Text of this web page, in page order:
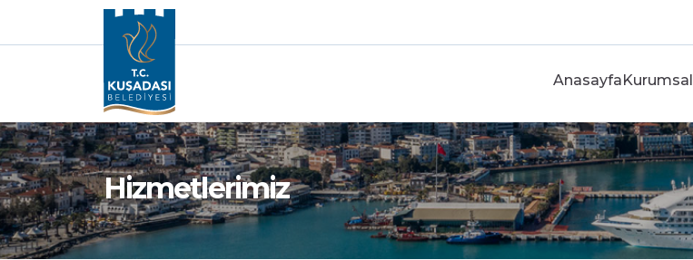
AnasayfaKurumsal
Hizmetlerimiz